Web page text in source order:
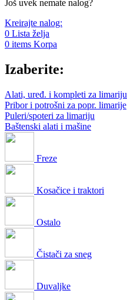
Još uvek nemate nalog?
Kreirajte nalog:
0 Lista želja
0 items Korpa
Izaberite:
Alati, uređ. i kompleti za limariju
Pribor i potrošni za popr. limarije
Puleri/spoteri za limariju
Baštenski alati i mašine
Freze
Kosačice i traktori
Ostalo
Čistači za sneg
Duvaljke